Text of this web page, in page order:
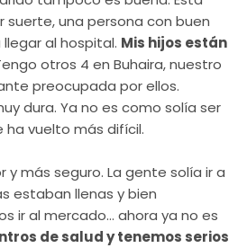
suerte, una persona con buen
al hospital. Mis hijos están
otros 4 en Buhaira, nuestro
preocupada por ellos.
dura. Ya no es como solía ser
vuelto más difícil.
más seguro. La gente solía ir a
estaban llenas y bien
ir al mercado… ahora ya no es
de salud y tenemos serios